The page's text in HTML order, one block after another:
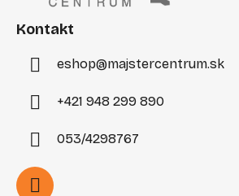
Kontakt
eshop@majstercentrum.sk
+421 948 299 890
053/4298767